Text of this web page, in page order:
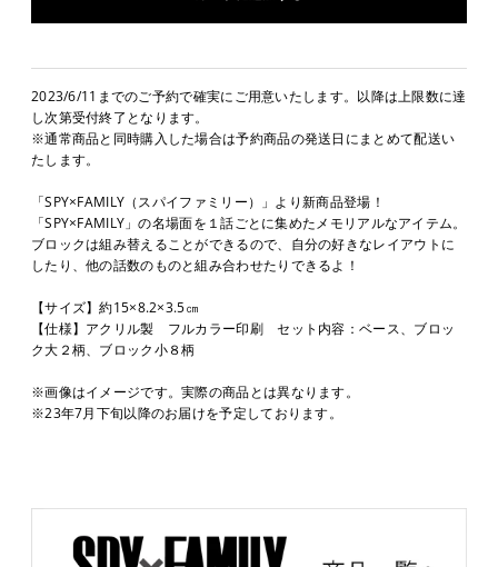
2023/6/11までのご予約で確実にご用意いたします。以降は上限数に達
し次第受付終了となります。
※通常商品と同時購入した場合は予約商品の発送日にまとめて配送い
たします。
「SPY×FAMILY（スパイファミリー）」より新商品登場！
「SPY×FAMILY」の名場面を１話ごとに集めたメモリアルなアイテム。
ブロックは組み替えることができるので、自分の好きなレイアウトに
したり、他の話数のものと組み合わせたりできるよ！
【サイズ】約15×8.2×3.5㎝
【仕様】アクリル製 フルカラー印刷 セット内容：ベース、ブロッ
ク大２柄、ブロック小８柄
※画像はイメージです。実際の商品とは異なります。
※23年7月下旬以降のお届けを予定しております。